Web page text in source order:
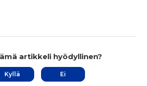
artikkeli hyödyllinen?
Kyllä Ei